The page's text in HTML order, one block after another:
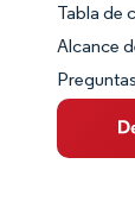
Tabla de
Alcance